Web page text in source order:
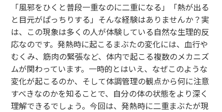
「風邪をひくと普段一重なのに二重になる」「熱が出る
と目元がぱっちりする」そんな経験はありませんか？実
は、この現象は多くの人が体験している自然な生理的反
応なのです。発熱時に起こるまぶたの変化には、血行や
むくみ、筋肉の緊張など、体内で起こる複数のメカニズ
ムが関わっています。一時的とはいえ、なぜこのような
変化が起こるのか、そして体調管理の観点から何に注意
すべきなのかを知ることで、自分の体の状態をより深く
理解できるでしょう。今回は、発熱時に二重まぶたが現